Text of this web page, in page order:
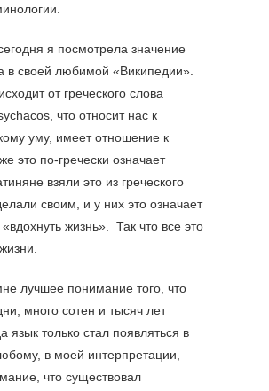
я посмотрела значение
в своей любимой «Википедии».
от греческого слова
что относит нас к
уму, имеет отношение к
это по-гречески означает
взяли это из греческого
своим, и у них это означает
жизнь». Так что все это
лучшее понимание того, что
много сотен и тысяч лет
язык только стал появляться в
в моей интерпретации,
что существовал